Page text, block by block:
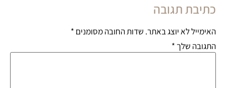
כתיבת תגובה
האימייל לא יוצג באתר. שדות החובה מסומנים *
התגובה שלך *